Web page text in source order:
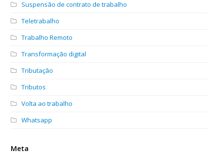
Suspensão de contrato de trabalho
Teletrabalho
Trabalho Remoto
Transformação digital
Tributação
Tributos
Volta ao trabalho
Whatsapp
Meta